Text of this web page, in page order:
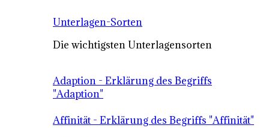
Unterlagen-Sorten
Die wichtigsten Unterlagensorten
Adaption - Erklärung des Begriffs
"Adaption"
Affinität - Erklärung des Begriffs "Affinität"